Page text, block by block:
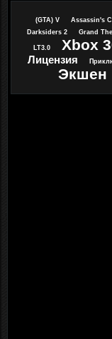
(GTA) V
Assassin's
Darksiders 2
Grand
LT3.0 Xbox
Лицензия
Экшен